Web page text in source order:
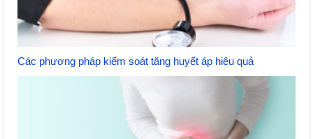
Các phương pháp kiểm soát tăng huyết áp hiệu quả